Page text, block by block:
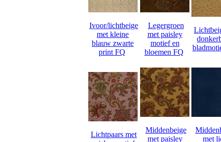
Ivoor/lichtbeige
met kleine
blauw zwarte
print FQ
Legergroen
met paisley
motief en
bloemen FQ
Lichtpaars met
Middenbeige
met paisley
met